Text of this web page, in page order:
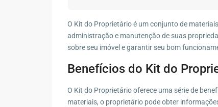
O Kit do Proprietário é um conjunto de
administração e manutenção de suas
sobre seu imóvel e garantir seu bom
Benefícios do Kit do
O Kit do Proprietário oferece uma série de
materiais, o proprietário pode obter